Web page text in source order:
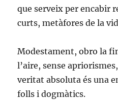
que serveix per encabir
curts, metàfores de la
Modestament, obro la
l’aire, sense
veritat absoluta és una
folls i dogmàtics.